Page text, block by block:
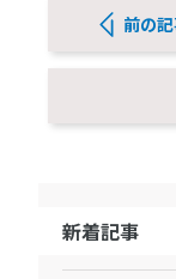
前の
新着記事